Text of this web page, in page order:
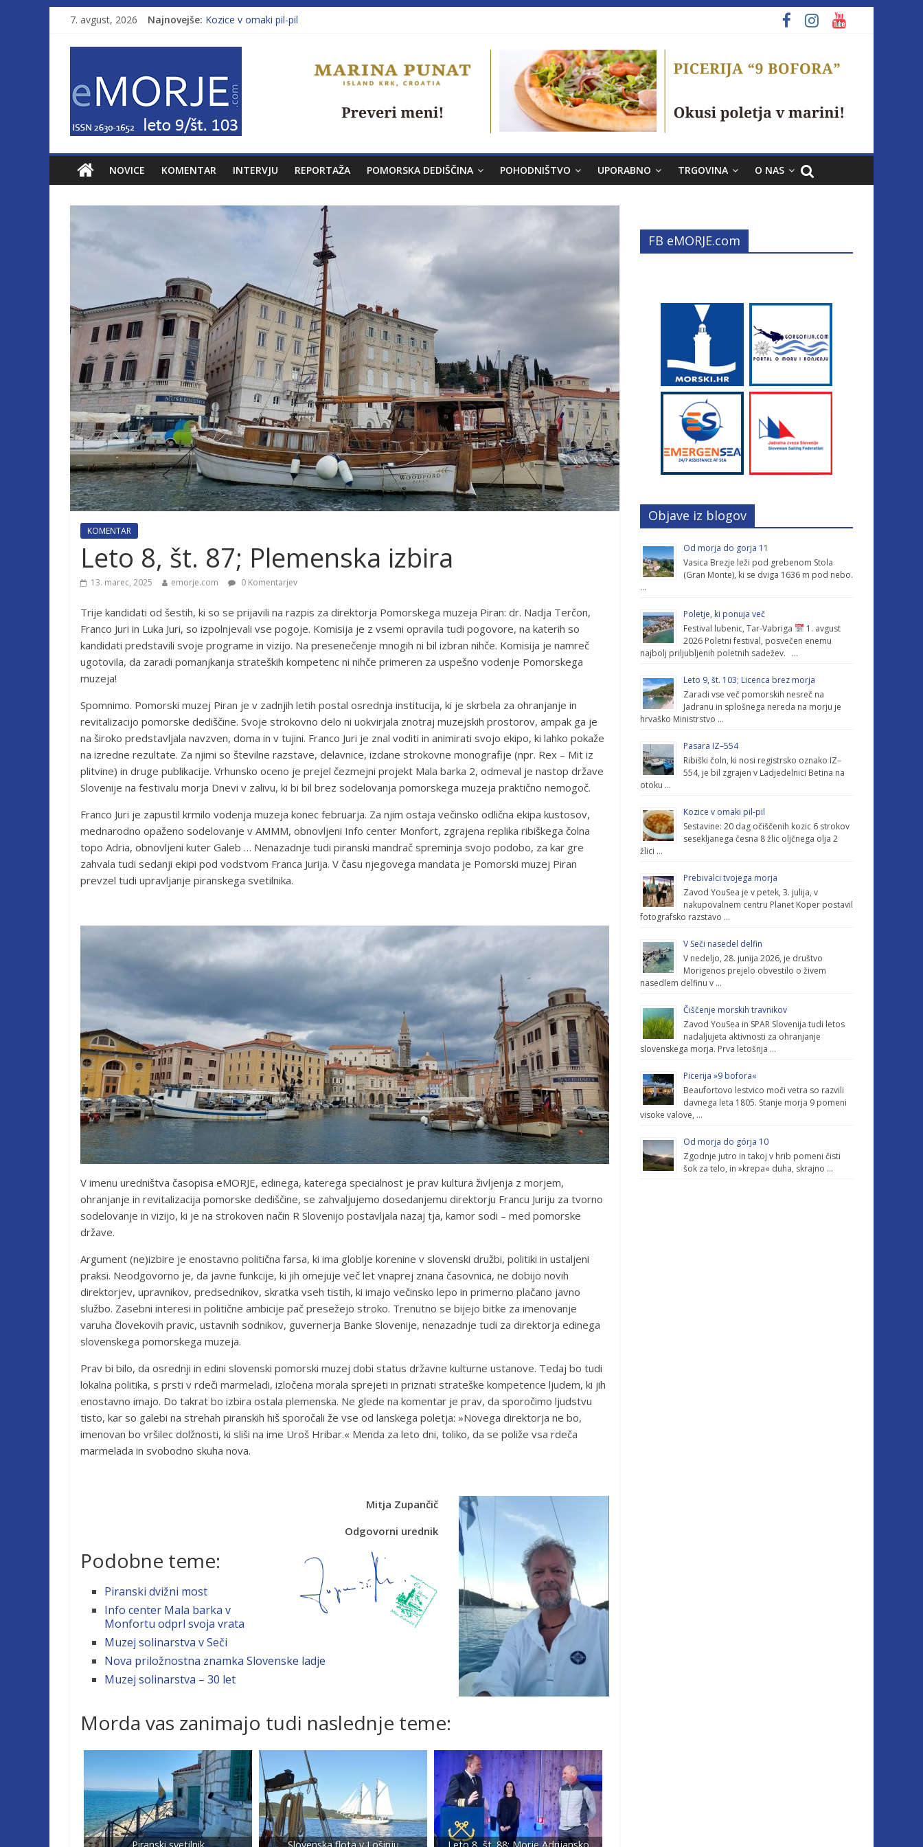
7. avgust, 2026 Najnovejše: Kozice v omaki pil-pil
Od morja do gorja 11
Poletje, ki ponuja več
NOVICE KOMENTAR INTERVJU REPORTAŽA POMORSKA DEDIŠČINA POHODNIŠTVO UPORABNO TRGOVINA O NAS
KOMENTAR
Leto 8, št. 87; Plemenska izbira
13. marec, 2025 emorje.com 0 Komentarjev
Trije kandidati od šestih, ki so se prijavili na razpis za direktorja Pomorskega muzeja Piran: dr. Nadja Terčon,
Franco Juri in Luka Juri, so izpolnjevali vse pogoje. Komisija je z vsemi opravila tudi pogovore, na katerih so
kandidati predstavili svoje programe in vizijo. Na presenečenje mnogih ni bil izbran nihče. Komisija je namreč
ugotovila, da zaradi pomanjkanja strateških kompetenc ni nihče primeren za uspešno vodenje Pomorskega
muzeja!
Spomnimo. Pomorski muzej Piran je v zadnjih letih postal osrednja institucija, ki je skrbela za ohranjanje in
revitalizacijo pomorske dediščine. Svoje strokovno delo ni uokvirjala znotraj muzejskih prostorov, ampak ga je
na široko predstavljala navzven, doma in v tujini. Franco Juri je znal voditi in animirati svojo ekipo, ki lahko pokaže
na izredne rezultate. Za njimi so številne razstave, delavnice, izdane strokovne monografije (npr. Rex – Mit iz
plitvine) in druge publikacije. Vrhunsko oceno je prejel čezmejni projekt Mala barka 2, odmeval je nastop države
Slovenije na festivalu morja Dnevi v zalivu, ki bi bil brez sodelovanja pomorskega muzeja praktično nemogoč.
Franco Juri je zapustil krmilo vodenja muzeja konec februarja. Za njim ostaja večinsko odlična ekipa kustosov,
mednarodno opaženo sodelovanje v AMMM, obnovljeni Info center Monfort, zgrajena replika ribiškega čolna
topo Adria, obnovljeni kuter Galeb … Nenazadnje tudi piranski mandrač spreminja svojo podobo, za kar gre
zahvala tudi sedanji ekipi pod vodstvom Franca Jurija. V času njegovega mandata je Pomorski muzej Piran
prevzel tudi upravljanje piranskega svetilnika.
V imenu uredništva časopisa eMORJE, edinega, katerega specialnost je prav kultura življenja z morjem,
ohranjanje in revitalizacija pomorske dediščine, se zahvaljujemo dosedanjemu direktorju Francu Juriju za tvorno
sodelovanje in vizijo, ki je na strokoven način R Slovenijo postavljala nazaj tja, kamor sodi – med pomorske
države.
Argument (ne)izbire je enostavno politična farsa, ki ima globlje korenine v slovenski družbi, politiki in ustaljeni
praksi. Neodgovorno je, da javne funkcije, ki jih omejuje več let vnaprej znana časovnica, ne dobijo novih
direktorjev, upravnikov, predsednikov, skratka vseh tistih, ki imajo večinsko lepo in primerno plačano javno
službo. Zasebni interesi in politične ambicije pač presežejo stroko. Trenutno se bijejo bitke za imenovanje
varuha človekovih pravic, ustavnih sodnikov, guvernerja Banke Slovenije, nenazadnje tudi za direktorja edinega
slovenskega pomorskega muzeja.
Prav bi bilo, da osrednji in edini slovenski pomorski muzej dobi status državne kulturne ustanove. Tedaj bo tudi
lokalna politika, s prsti v rdeči marmeladi, izločena morala sprejeti in priznati strateške kompetence ljudem, ki jih
enostavno imajo. Do takrat bo izbira ostala plemenska. Ne glede na komentar je prav, da sporočimo ljudstvu
tisto, kar so galebi na strehah piranskih hiš sporočali že vse od lanskega poletja: »Novega direktorja ne bo,
imenovan bo vršilec dolžnosti, ki sliši na ime Uroš Hribar.« Menda za leto dni, toliko, da se poliže vsa rdeča
marmelada in svobodno skuha nova.
Mitja Zupančič
Odgovorni urednik
Podobne teme:
Piranski dvižni most
Info center Mala barka v
Monfortu odprl svoja vrata
Muzej solinarstva v Seči
Nova priložnostna znamka Slovenske ladje
Muzej solinarstva – 30 let
Morda vas zanimajo tudi naslednje teme:
FB eMORJE.com
Objave iz blogov
Od morja do gorja 11
Vasica Brezje leži pod grebenom Stola
(Gran Monte), ki se dviga 1636 m pod nebo.
…
Poletje, ki ponuja več
Festival lubenic, Tar-Vabriga
1. avgust
2026 Poletni festival, posvečen enemu
najbolj priljubljenih poletnih sadežev. …
Leto 9, št. 103; Licenca brez morja
Zaradi vse več pomorskih nesreč na
Jadranu in splošnega nereda na morju je
hrvaško Ministrstvo …
Pasara IZ–554
Ribiški čoln, ki nosi registrsko oznako IZ–
554, je bil zgrajen v Ladjedelnici Betina na
otoku …
Kozice v omaki pil-pil
Sestavine: 20 dag očiščenih kozic 6 strokov
sesekljanega česna 8 žlic oljčnega olja 2
žlici …
Prebivalci tvojega morja
Zavod YouSea je v petek, 3. julija, v
nakupovalnem centru Planet Koper postavil
fotografsko razstavo …
V Seči nasedel delfin
V nedeljo, 28. junija 2026, je društvo
Morigenos prejelo obvestilo o živem
nasedlem delfinu v …
Čiščenje morskih travnikov
Zavod YouSea in SPAR Slovenija tudi letos
nadaljujeta aktivnosti za ohranjanje
slovenskega morja. Prva letošnja …
Picerija »9 bofora«
Beaufortovo lestvico moči vetra so razvili
davnega leta 1805. Stanje morja 9 pomeni
visoke valove, …
Od morja do górja 10
Zgodnje jutro in takoj v hrib pomeni čisti
šok za telo, in »krepa« duha, skrajno …